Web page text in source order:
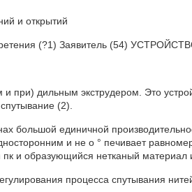
и открытий
(?1) Заявитель (54)
при) дильным экструдером. Это
(2).
большой единичной
и не о ° печивает
и образующийся нетканый материал
процесса спутывания